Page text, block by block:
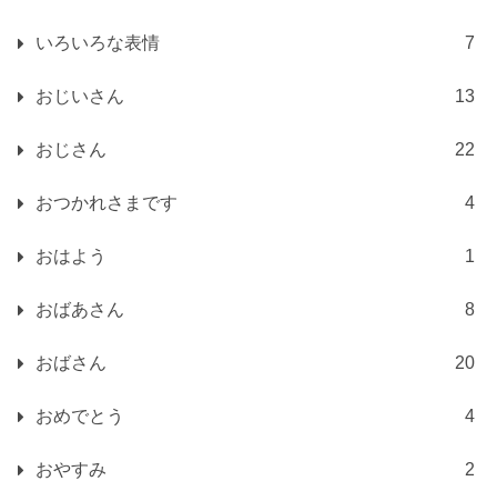
いろいろな表情 7
おじいさん 13
おじさん 22
おつかれさまです 4
おはよう 1
おばあさん 8
おばさん 20
おめでとう 4
おやすみ 2